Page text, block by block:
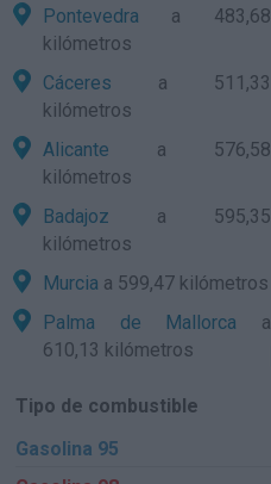
Pontevedra a 483,68
kilómetros
Cáceres a 511,33
kilómetros
Alicante a 576,58
kilómetros
Badajoz a 595,35
kilómetros
Murcia a 599,47 kilómetros
Palma de Mallorca a
610,13 kilómetros
Tipo de combustible
Gasolina 95